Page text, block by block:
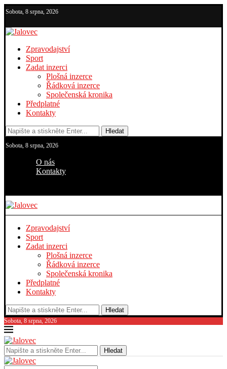
Sobota, 8 srpna, 2026
Zpravodajství
Sport
Zadat inzerci
Plošná inzerce
Řádková inzerce
Společenská kronika
Předplatné
Kontakty
Hledat
Sobota, 8 srpna, 2026
O nás
Kontakty
Zpravodajství
Sport
Zadat inzerci
Plošná inzerce
Řádková inzerce
Společenská kronika
Předplatné
Kontakty
Hledat
Sobota, 8 srpna, 2026
Hledat